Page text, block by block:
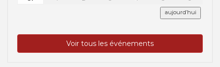
aujourd’hui
Voir tous les événements